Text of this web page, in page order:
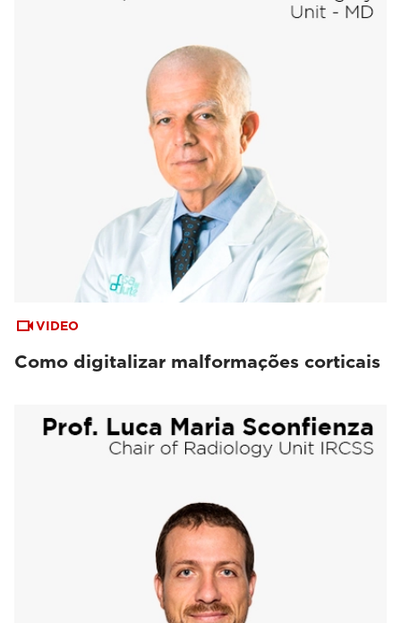
VIDEO
Como digitalizar malformações corticais